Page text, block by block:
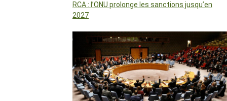
RCA : l’ONU prolonge les sanctions jusqu’en
2027